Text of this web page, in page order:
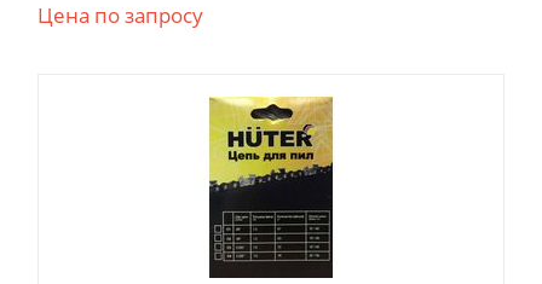
Цена по запросу